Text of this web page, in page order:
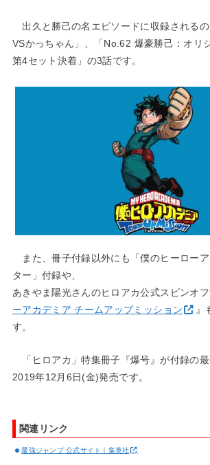
出久と勝己の名エピソードに収録される
VSかっちゃん」、「No.62 爆豪勝己：オリ
第4セット決着」の3話です。
また、冊子付録以外にも「僕のヒーロー
ター」付録や、
あきやま陽光さんのヒロアカ公式スピンオ
ーアカデミア チームアップミッション
』
す。
「ヒロアカ」特集冊子『爆号』が付録の
2019年12月6日(金)発売です。
関連リンク
最強ジャンプ 公式サイト｜集英社